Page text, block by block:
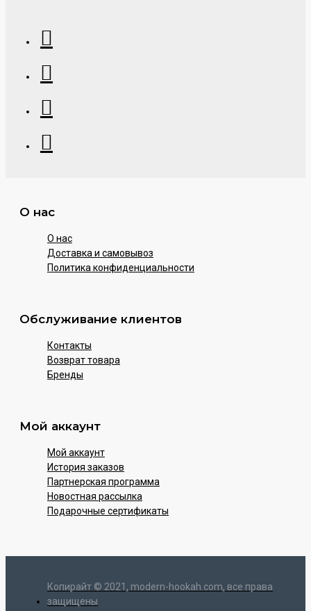
О нас
О нас
Доставка и самовывоз
Политика конфиденциальности
Обслуживание клиентов
Контакты
Возврат товара
Бренды
Мой аккаунт
Мой аккаунт
История заказов
Партнерская программа
Новостная рассылка
Подарочные сертификаты
Копирайт © 2021, modern-hookah.com, все права
защищены